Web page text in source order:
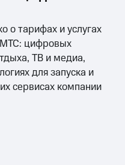
о тарифах и услугах
МТС: цифровых
ТВ и медиа,
для запуска и
сервисах компании